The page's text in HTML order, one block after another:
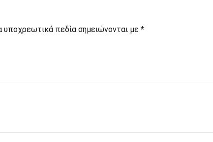
υποχρεωτικά πεδία σημειώνονται με *